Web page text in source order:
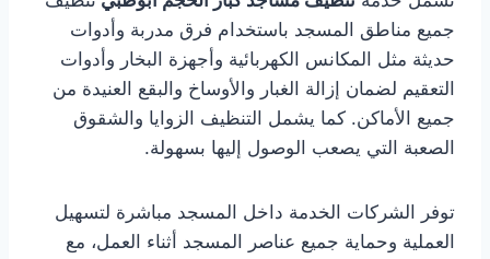
جميع مناطق المسجد باستخدام فرق مدربة وأدوات
حديثة مثل المكانس الكهربائية وأجهزة البخار وأدوات
التعقيم لضمان إزالة الغبار والأوساخ والبقع العنيدة من
جميع الأماكن. كما يشمل التنظيف الزوايا والشقوق
الصعبة التي يصعب الوصول إليها بسهولة.
توفر الشركات الخدمة داخل المسجد مباشرة لتسهيل
العملية وحماية جميع عناصر المسجد أثناء العمل، مع